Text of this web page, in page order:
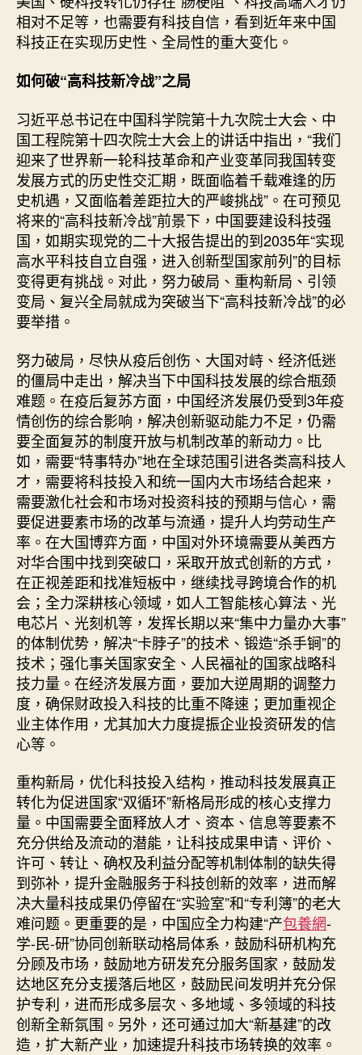
相对不足等，也需要有科技自信，看到近年来中国
科技正在实现历史性、全局性的重大变化。
如何破“高科技新冷战”之局
习近平总书记在中国科学院第十九次院士大会、中
国工程院第十四次院士大会上的讲话中指出，“我们
迎来了世界新一轮科技革命和产业变革同我国转变
发展方式的历史性交汇期，既面临着千载难逢的历
史机遇，又面临着差距拉大的严峻挑战”。在可预见
将来的“高科技新冷战”前景下，中国要建设科技强
国，如期实现党的二十大报告提出的到2035年“实现
高水平科技自立自强，进入创新型国家前列”的目标
变得更有挑战。对此，努力破局、重构新局、引领
变局、复兴全局就成为突破当下“高科技新冷战”的必
要举措。
努力破局，尽快从疫后创伤、大国对峙、经济低迷
的僵局中走出，解决当下中国科技发展的综合瓶颈
难题。在疫后复苏方面，中国经济发展仍受到3年疫
情创伤的综合影响，解决创新驱动能力不足，仍需
要全面复苏的制度开放与机制改革的新动力。比
如，需要“特事特办”地在全球范围引进各类高科技人
才，需要将科技投入和统一国内大市场结合起来，
需要激化社会和市场对投资科技的预期与信心，需
要促进要素市场的改革与流通，提升人均劳动生产
率。在大国博弈方面，中国对外环境需要从美西方
对华合围中找到突破口，采取开放式创新的方式，
在正视差距和找准短板中，继续找寻跨境合作的机
会；全力深耕核心领域，如人工智能核心算法、光
电芯片、光刻机等，发挥长期以来“集中力量办大事”
的体制优势，解决“卡脖子”的技术、锻造“杀手锏”的
技术；强化事关国家安全、人民福祉的国家战略科
技力量。在经济发展方面，要加大逆周期的调整力
度，确保财政投入科技的比重不降速；更加重视企
业主体作用，尤其加大力度提振企业投资研发的信
心等。
重构新局，优化科技投入结构，推动科技发展真正
转化为促进国家“双循环”新格局形成的核心支撑力
量。中国需要全面释放人才、资本、信息等要素不
充分供给及流动的潜能，让科技成果申请、评价、
许可、转让、确权及利益分配等机制体制的缺失得
到弥补，提升金融服务于科技创新的效率，进而解
决大量科技成果仍停留在“实验室”和“专利簿”的老大
难问题。更重要的是，中国应全力构建“产包養網-
学-民-研”协同创新联动格局体系，鼓励科研机构充
分顾及市场，鼓励地方研发充分服务国家，鼓励发
达地区充分支援落后地区，鼓励民间发明并充分保
护专利，进而形成多层次、多地域、多领域的科技
创新全新氛围。另外，还可通过加大“新基建”的改
造，扩大新产业，加速提升科技市场转换的效率。